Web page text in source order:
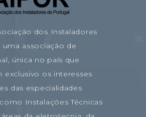
dos Instaladores
associação de
única no país que
exclusivo os interesses
das especialidades
Instalações Técnicas